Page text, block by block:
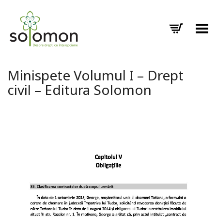
Toggle Menu
Minispete Volumul I – Drept
civil – Editura Solomon